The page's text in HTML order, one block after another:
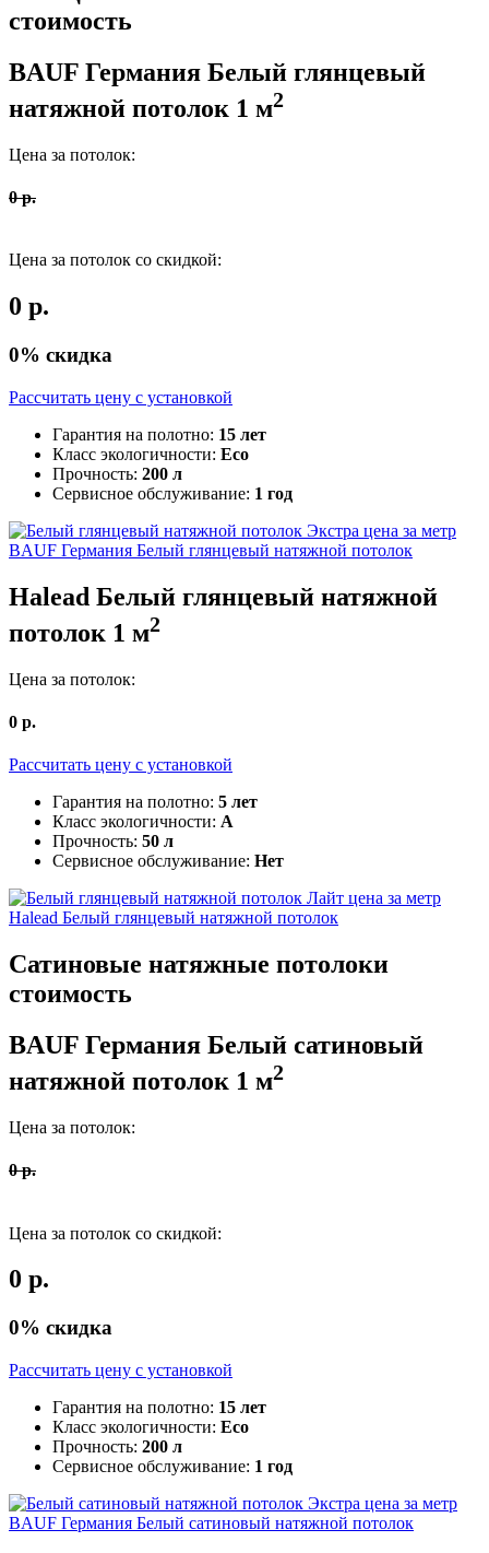
стоимость
BAUF Германия Белый глянцевый
натяжной потолок 1 м2
Цена за потолок:
0р.
Цена за потолок со скидкой:
0 р.
0% скидка
Рассчитать цену c установкой
Гарантия на полотно: 15 лет
Класс экологичности: Eco
Прочность: 200 л
Сервисное обслуживание: 1 год
BAUF Германия Белый глянцевый натяжной потолок
Halead Белый глянцевый натяжной
потолок 1 м2
Цена за потолок:
0 р.
Рассчитать цену c установкой
Гарантия на полотно: 5 лет
Класс экологичности: А
Прочность: 50 л
Сервисное обслуживание: Нет
Halead Белый глянцевый натяжной потолок
Сатиновые натяжные потолоки
стоимость
BAUF Германия Белый сатиновый
натяжной потолок 1 м2
Цена за потолок:
0р.
Цена за потолок со скидкой:
0 р.
0% скидка
Рассчитать цену c установкой
Гарантия на полотно: 15 лет
Класс экологичности: Eco
Прочность: 200 л
Сервисное обслуживание: 1 год
BAUF Германия Белый сатиновый натяжной потолок